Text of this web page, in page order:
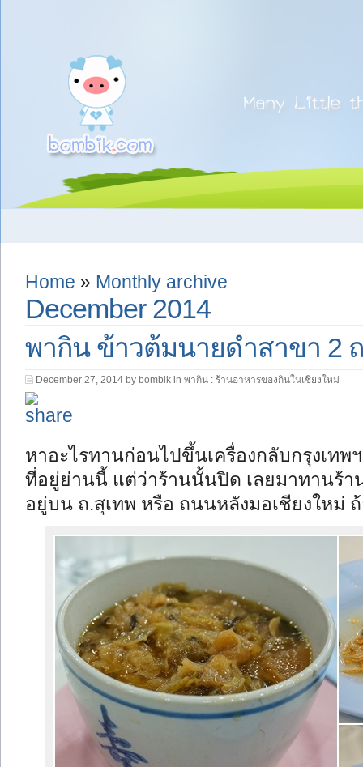
Home » Monthly archive
December 2014
พากิน ข้าวต้มนายดำสาขา 2
December 27, 2014 by bombik in พากิน : ร้านอาหารของกินในเชียงใหม่
หาอะไรทานก่อนไปขึ้นเครื่องกลับกรุงเท
ที่อยู่ย่านนี้ แต่ว่าร้านนั้นปิด เลยมาทานร้
อยู่บน ถ.สุเทพ หรือ ถนนหลังมอเชียงใหม่